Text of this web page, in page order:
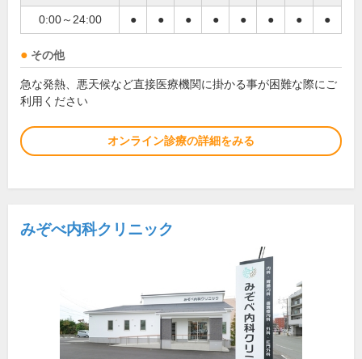
0:00～24:00 ● ● ● ● ● ● ● ●
その他
急な発熱、悪天候など直接医療機関に掛かる事が困難な際にご
利用ください
オンライン診療の詳細をみる
みぞべ内科クリニック